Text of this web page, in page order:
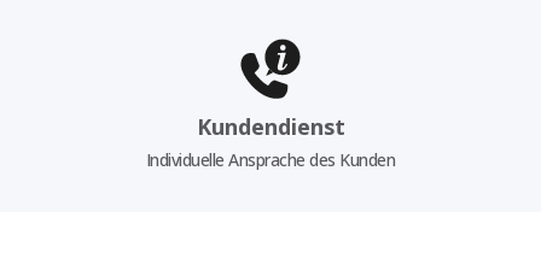
Kundendienst
Individuelle Ansprache des Kunden